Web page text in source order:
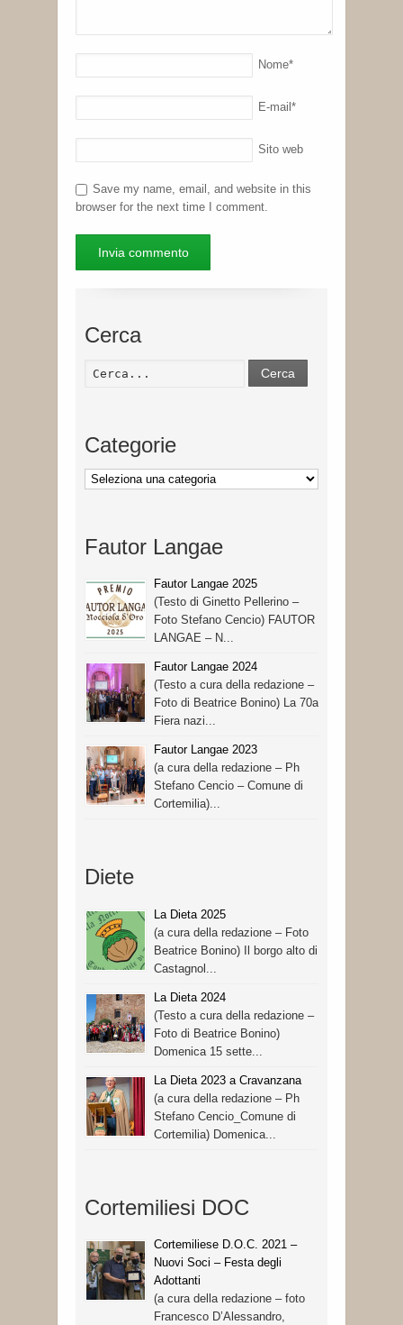
Nome*
E-mail *
Sito web
Save my name, email, and website in this
browser for the next time I comment.
Cerca
Cerca
Categorie
Categorie
Fautor Langae
Fautor Langae 2025
(Testo di Ginetto Pellerino –
Foto Stefano Cencio) FAUTOR
LANGAE – N...
Fautor Langae 2024
(Testo a cura della redazione –
Foto di Beatrice Bonino) La 70a
Fiera nazi...
Fautor Langae 2023
(a cura della redazione – Ph
Stefano Cencio – Comune di
Cortemilia)...
Diete
La Dieta 2025
(a cura della redazione – Foto
Beatrice Bonino) Il borgo alto di
Castagnol...
La Dieta 2024
(Testo a cura della redazione –
Foto di Beatrice Bonino)
Domenica 15 sette...
La Dieta 2023 a Cravanzana
(a cura della redazione – Ph
Stefano Cencio_Comune di
Cortemilia) Domenica...
Cortemiliesi DOC
Cortemiliese D.O.C. 2021 –
Nuovi Soci – Festa degli
Adottanti
(a cura della redazione – foto
Francesco D’Alessandro,